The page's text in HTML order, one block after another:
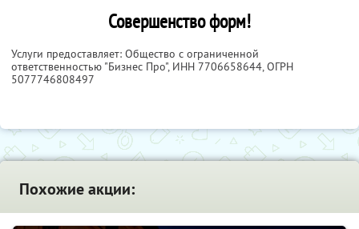
Совершенство форм!
Услуги предоставляет: Общество с ограниченной
ответственностью "Бизнес Про", ИНН 7706658644, ОГРН
5077746808497
Похожие акции: